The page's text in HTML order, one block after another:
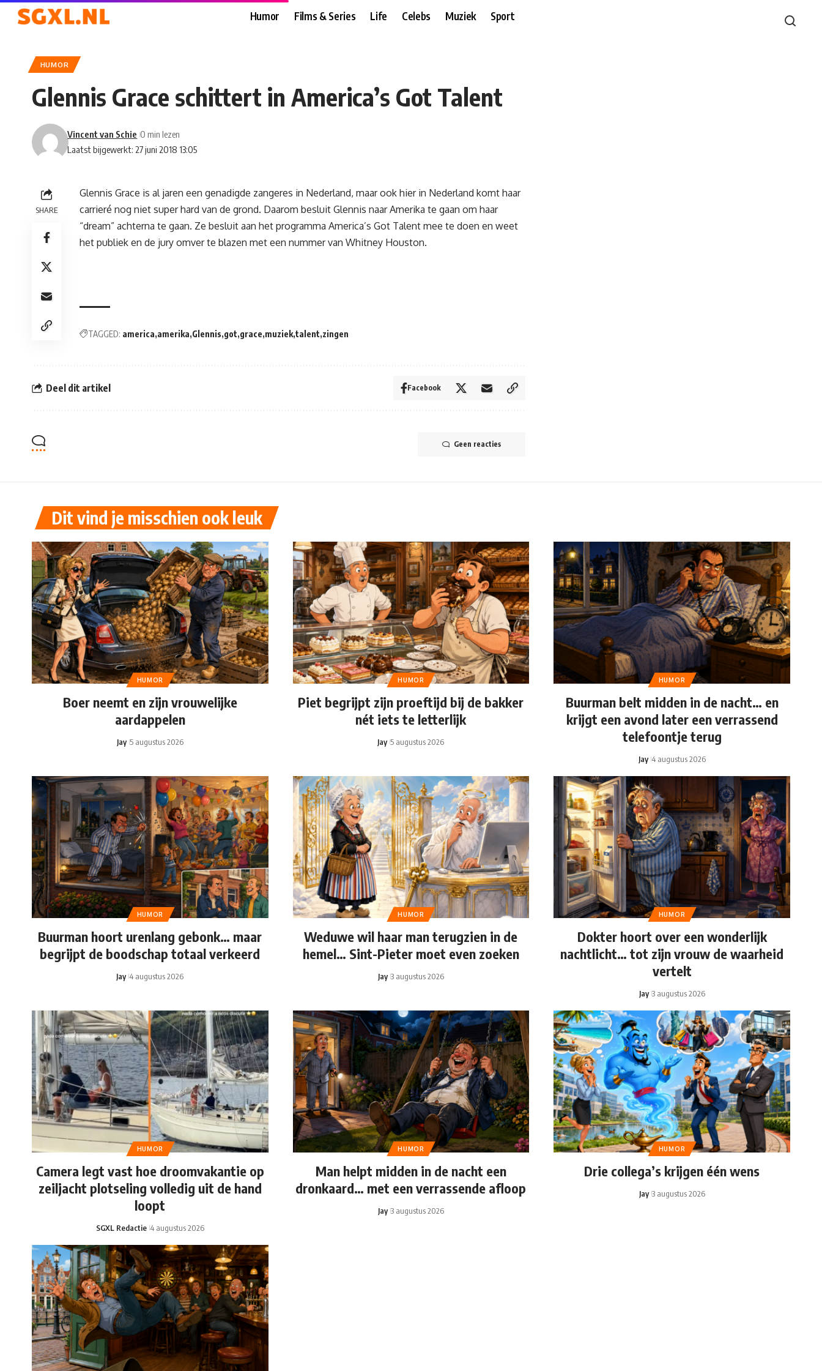
Humor Films & Series Life Celebs Muziek Sport
HUMOR
Glennis Grace schittert in America’s Got Talent
Laatst bijgewerkt: 27 juni 2018 13:05
Vincent van Schie 0 min lezen
SHARE
Glennis Grace is al jaren een genadigde zangeres in Nederland, maar ook hier in Nederland komt haar
carrieré nog niet super hard van de grond. Daarom besluit Glennis naar Amerika te gaan om haar
“dream” achterna te gaan. Ze besluit aan het programma America’s Got Talent mee te doen en weet
het publiek en de jury omver te blazen met een nummer van Whitney Houston.
TAGGED: america amerika Glennis got grace muziek talent zingen
Deel dit artikel Facebook
Geen reacties
Dit vind je misschien ook leuk
HUMOR
Boer neemt en zijn vrouwelijke
aardappelen
Jay 5 augustus 2026
HUMOR
Piet begrijpt zijn proeftijd bij de bakker
nét iets te letterlijk
Jay 5 augustus 2026
HUMOR
Buurman belt midden in de nacht… en
krijgt een avond later een verrassend
telefoontje terug
Jay 4 augustus 2026
HUMOR
Buurman hoort urenlang gebonk… maar
begrijpt de boodschap totaal verkeerd
Jay 4 augustus 2026
HUMOR
Weduwe wil haar man terugzien in de
hemel… Sint-Pieter moet even zoeken
Jay 3 augustus 2026
HUMOR
Dokter hoort over een wonderlijk
nachtlicht… tot zijn vrouw de waarheid
vertelt
Jay 3 augustus 2026
HUMOR
Camera legt vast hoe droomvakantie op
zeiljacht plotseling volledig uit de hand
loopt
SGXL Redactie 4 augustus 2026
HUMOR
Man helpt midden in de nacht een
dronkaard… met een verrassende afloop
Jay 3 augustus 2026
HUMOR
Drie collega’s krijgen één wens
Jay 3 augustus 2026